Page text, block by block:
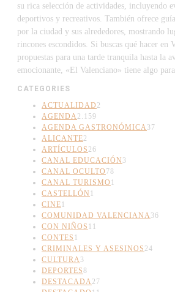
su rica selección de actividades, incluyendo
deportivos y recreativos. También ofrece
por la ciudad y sus alrededores, mostrando
rincones escondidos. Si buscas qué hacer en
propuestas para una tarde tranquila hasta la
emocionante, «El Valenciano» tiene algo para
CATEGORIES
ACTUALIDAD 2
AGENDA 2.159
AGENDA GASTRONÓMICA 37
ALICANTE2
ARTÍCULOS 26
CANAL EDUCACIÓN 3
CANAL OCULTO 78
CANAL TURISMO 1
CASTELLÓN 1
CINE1
COMUNIDAD VALENCIANA 36
CON NIÑOS 11
CONTES 1
CRIMINALES Y ASESINOS 24
CULTURA 3
DEPORTES8
DESTACADA 27